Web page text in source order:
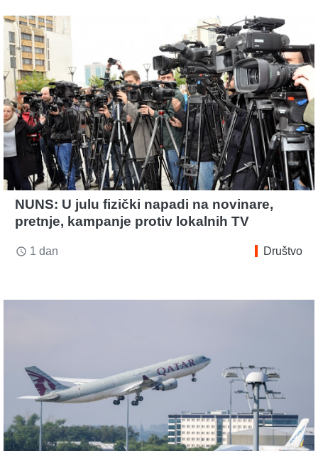
NUNS: U julu fizički napadi na novinare,
pretnje, kampanje protiv lokalnih TV
access_time 1 dan Društvo